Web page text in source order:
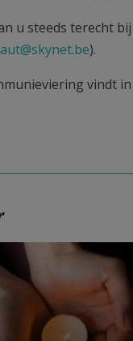
u steeds terecht
).
vindt in